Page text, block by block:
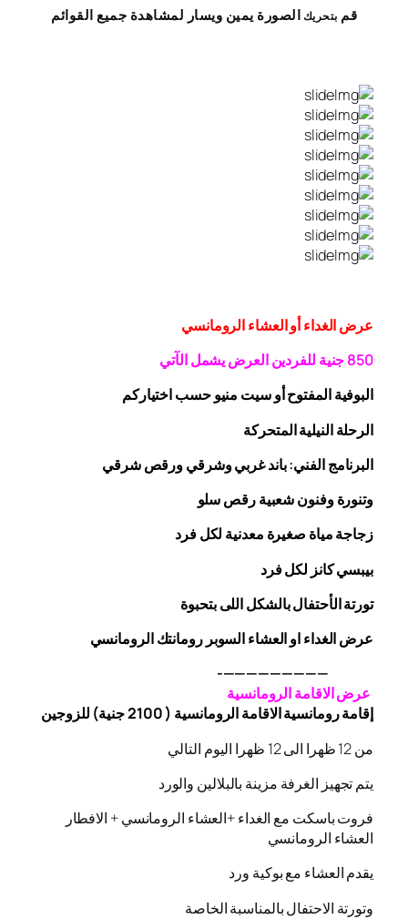
قم بتحريك الصورة يمين ويسار لمشاهدة جميع القوائم
عرض الغداء أو العشاء الرومانسي
850 جنية للفردينالعرض يشمل الآتي
البوفيةالمفتوحأو سيت منيو حسب اختياركم
الرحلةالنيلية المتحركة
البرنامج الفني: باند غربي وشرقيورقصشرقي
وتنورة وفنون شعبيةرقصسلو
زجاجةمياة صغيرة معدنية لكل فرد
بيبسي كانز لكل فرد
تورتة الأحتفال بالشكل اللى بتحبوة
عرض الغداء او العشاء السوبر رومانتك الرومانسي
—————————-
عرض الاقامة الرومانسية
إقامة رومانسية الاقامة الرومانسية ( 2100 جنية) للزوجين
من 12 ظهرا الى 12 ظهرا اليوم التالي
يتم تجهيز الغرفة مزينة بالبلالين والورد
فروت باسكت مع الغداء +العشاء الرومانسي + الافطار
العشاء الرومانسي
يقدم العشاء مع بوكية ورد
وتورتة الاحتفال بالمناسبة الخاصة